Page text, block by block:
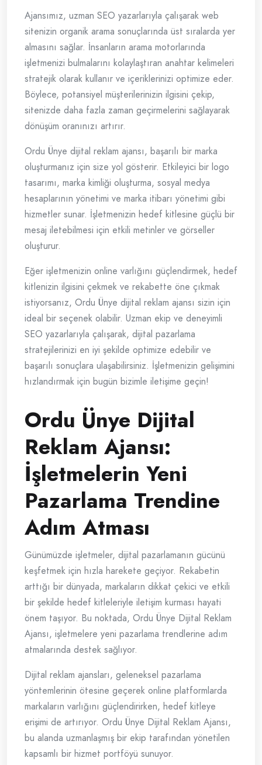
Ajansımız, uzman SEO yazarlarıyla çalışarak web
sitenizin organik arama sonuçlarında üst sıralarda yer
almasını sağlar. İnsanların arama motorlarında
işletmenizi bulmalarını kolaylaştıran anahtar kelimeleri
stratejik olarak kullanır ve içeriklerinizi optimize eder.
Böylece, potansiyel müşterilerinizin ilgisini çekip,
sitenizde daha fazla zaman geçirmelerini sağlayarak
dönüşüm oranınızı artırır.
Ordu Ünye dijital reklam ajansı, başarılı bir marka
oluşturmanız için size yol gösterir. Etkileyici bir logo
tasarımı, marka kimliği oluşturma, sosyal medya
hesaplarının yönetimi ve marka itibarı yönetimi gibi
hizmetler sunar. İşletmenizin hedef kitlesine güçlü bir
mesaj iletebilmesi için etkili metinler ve görseller
oluşturur.
Eğer işletmenizin online varlığını güçlendirmek, hedef
kitlenizin ilgisini çekmek ve rekabette öne çıkmak
istiyorsanız, Ordu Ünye dijital reklam ajansı sizin için
ideal bir seçenek olabilir. Uzman ekip ve deneyimli
SEO yazarlarıyla çalışarak, dijital pazarlama
stratejilerinizi en iyi şekilde optimize edebilir ve
başarılı sonuçlara ulaşabilirsiniz. İşletmenizin gelişimini
hızlandırmak için bugün bizimle iletişime geçin!
Ordu Ünye Dijital
Reklam Ajansı:
İşletmelerin Yeni
Pazarlama Trendine
Adım Atması
Günümüzde işletmeler, dijital pazarlamanın gücünü
keşfetmek için hızla harekete geçiyor. Rekabetin
arttığı bir dünyada, markaların dikkat çekici ve etkili
bir şekilde hedef kitleleriyle iletişim kurması hayati
önem taşıyor. Bu noktada, Ordu Ünye Dijital Reklam
Ajansı, işletmelere yeni pazarlama trendlerine adım
atmalarında destek sağlıyor.
Dijital reklam ajansları, geleneksel pazarlama
yöntemlerinin ötesine geçerek online platformlarda
markaların varlığını güçlendirirken, hedef kitleye
erişimi de artırıyor. Ordu Ünye Dijital Reklam Ajansı,
bu alanda uzmanlaşmış bir ekip tarafından yönetilen
kapsamlı bir hizmet portföyü sunuyor.